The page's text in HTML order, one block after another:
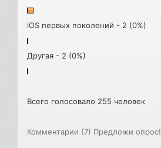
iOS первых поколений - 2 (0%)
Другая - 2 (0%)
Всего голосовало 255 человек
Комментарии (7) Предложи опрос!